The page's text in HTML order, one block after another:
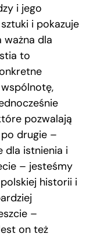
i jego
i pokazuje
ważna dla
to
pozwalają
drugie –
dla istnienia i
– jesteśmy
historii i
–
on też